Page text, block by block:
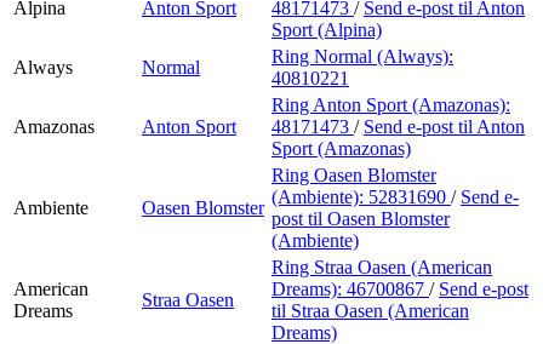
Alpina Anton Sport
48171473 / Send e-post til Anton
Sport (Alpina)
Always
Normal
Ring Normal (Always):
40810221
Amazonas Anton Sport
Ring Anton Sport (Amazonas):
48171473 / Send e-post til Anton
Sport (Amazonas)
Ambiente Oasen Blomster
Ring Oasen Blomster
(Ambiente): 52831690 / Send e-
post til Oasen Blomster
(Ambiente)
American
Dreams
Straa Oasen
Ring Straa Oasen (American
Dreams): 46700867 / Send e-post
til Straa Oasen (American
Dreams)